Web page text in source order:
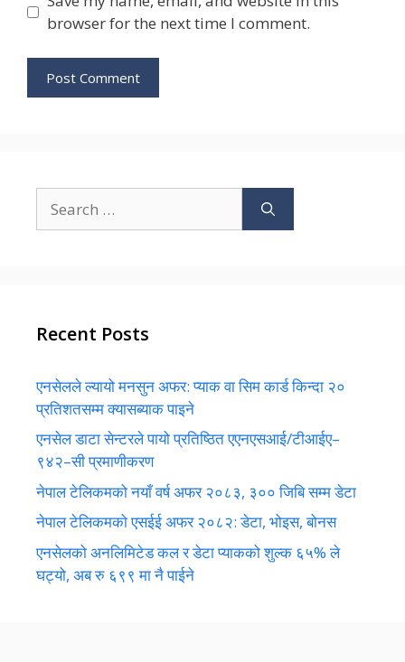
browser for the next time I comment.
for:
Recent Posts
एनसेलले ल्यायो मनसुन अफर: प्याक वा सिम कार्ड किन्दा २०
प्रतिशतसम्म क्यासब्याक पाइने
एनसेल डाटा सेन्टरले पायो प्रतिष्ठित एएनएसआई/टीआईए–
९४२–सी प्रमाणीकरण
नेपाल टेलिकमको नयाँ वर्ष अफर २०८३, ३०० जिबि सम्म डेटा
नेपाल टेलिकमको एसईई अफर २०८२: डेटा, भोइस, बोनस
एनसेलको अनलिमिटेड कल र डेटा प्याकको शुल्क ६५% ले
घट्यो, अब रु ६९९ मा नै पाईने